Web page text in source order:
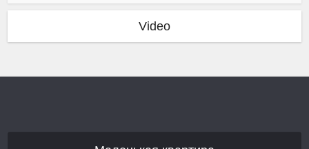
Video